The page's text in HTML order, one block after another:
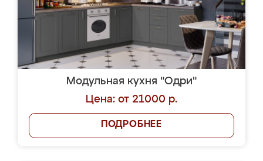
Модульная кухня "Одри"
Цена: от 21000 р.
ПОДРОБНЕЕ